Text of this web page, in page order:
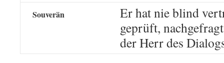
Souverän
Er hat nie blind
geprüft,
der Herr des